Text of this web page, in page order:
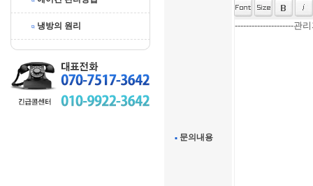
냉방의 원리
문의내용